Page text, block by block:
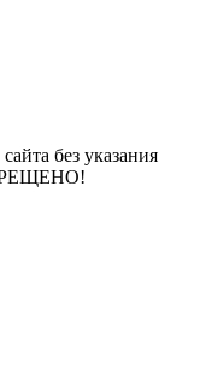
без указания